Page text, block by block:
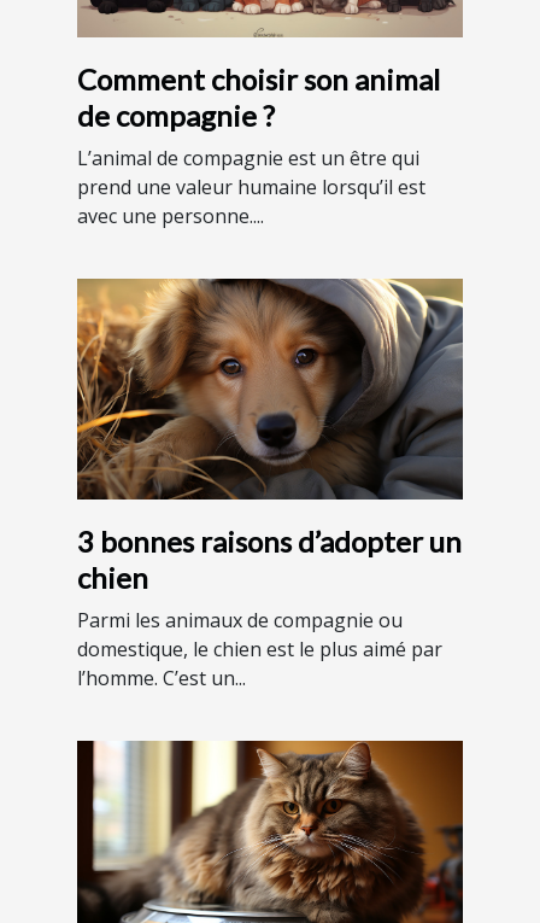
Comment choisir son animal
de compagnie ?
L’animal de compagnie est un être qui
prend une valeur humaine lorsqu’il est
avec une personne....
3 bonnes raisons d’adopter un
chien
Parmi les animaux de compagnie ou
domestique, le chien est le plus aimé par
l’homme. C’est un...